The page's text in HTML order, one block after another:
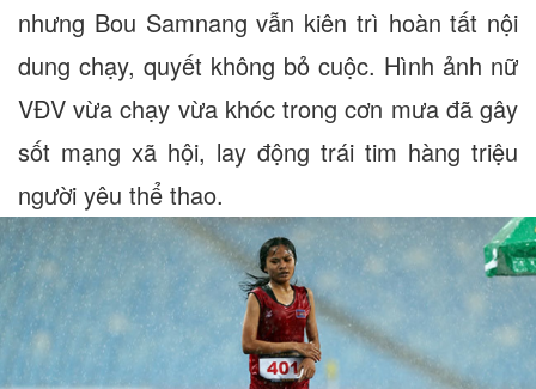
nhưng Bou Samnang vẫn kiên trì hoàn tất nội
dung chạy, quyết không bỏ cuộc. Hình ảnh nữ
VĐV vừa chạy vừa khóc trong cơn mưa đã gây
sốt mạng xã hội, lay động trái tim hàng triệu
người yêu thể thao.